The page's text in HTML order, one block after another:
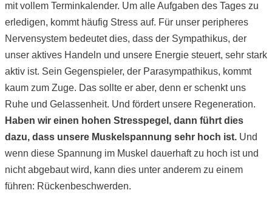
mit vollem Terminkalender. Um alle Aufgaben des Tages zu
erledigen, kommt häufig Stress auf. Für unser peripheres
Nervensystem bedeutet dies, dass der Sympathikus, der
unser aktives Handeln und unsere Energie steuert, sehr stark
aktiv ist. Sein Gegenspieler, der Parasympathikus, kommt
kaum zum Zuge. Das sollte er aber, denn er schenkt uns
Ruhe und Gelassenheit. Und fördert unsere Regeneration.
Haben wir einen hohen Stresspegel, dann führt dies
dazu, dass unsere Muskelspannung sehr hoch ist. Und
wenn diese Spannung im Muskel dauerhaft zu hoch ist und
nicht abgebaut wird, kann dies unter anderem zu einem
führen: Rückenbeschwerden.